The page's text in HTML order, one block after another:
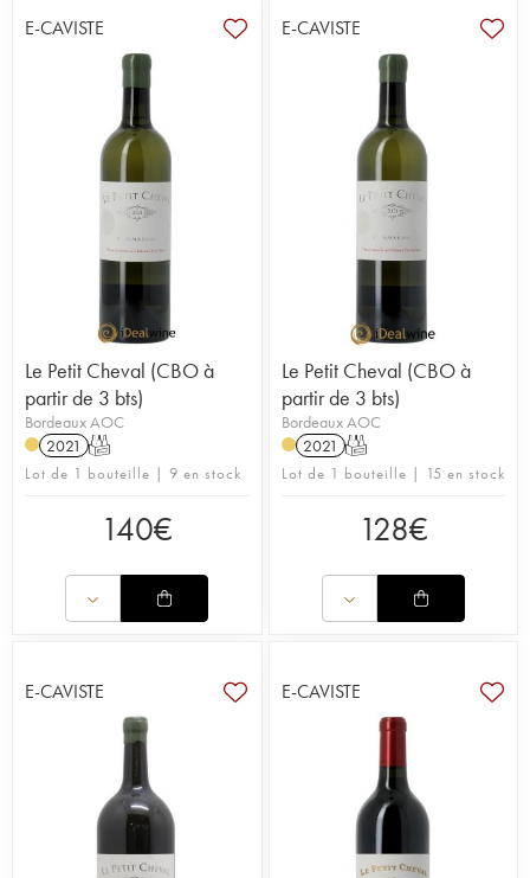
E-CAVISTE
Le Petit Cheval (CBO à
partir de 3 bts)
Bordeaux AOC
2021 T
Lot de 1 bouteille | 9 en stock
140€
E-CAVISTE
Le Petit Cheval (CBO à
partir de 3 bts)
Bordeaux AOC
2021 T
Lot de 1 bouteille | 15 en stock
128€
E-CAVISTE E-CAVISTE